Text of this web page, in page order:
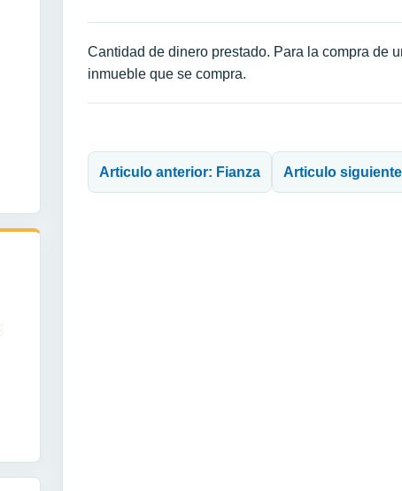
Cantidad de dinero prestado. Para la compra de
inmueble que se compra.
Articulo anterior: Fianza Articulo